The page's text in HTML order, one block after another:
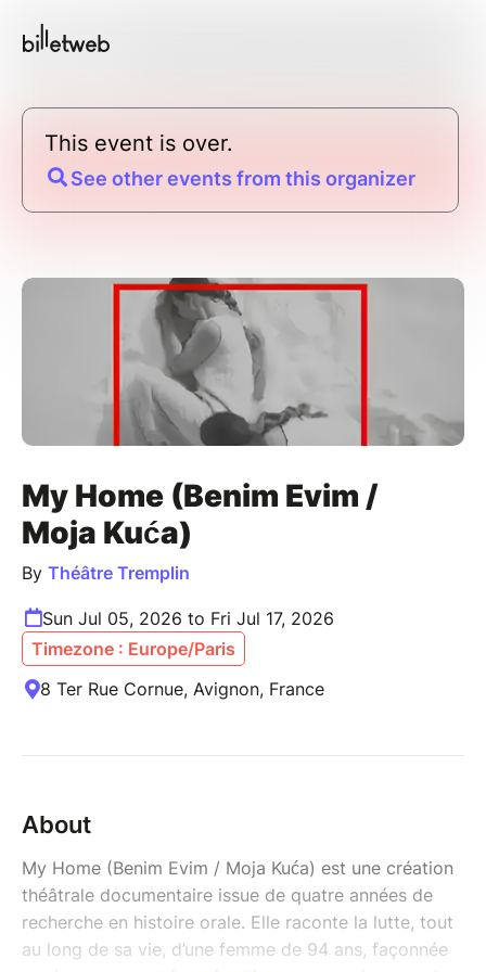
This event is over.
See other events from this organizer
My Home (Benim Evim /
Moja Kuća)
By Théâtre Tremplin
Sun Jul 05, 2026 to Fri Jul 17, 2026
Timezone : Europe/Paris
8 Ter Rue Cornue, Avignon, France
About
My Home (Benim Evim / Moja Kuća) est une création
théâtrale documentaire issue de quatre années de
recherche en histoire orale. Elle raconte la lutte, tout
au long de sa vie, d’une femme de 94 ans, façonnée